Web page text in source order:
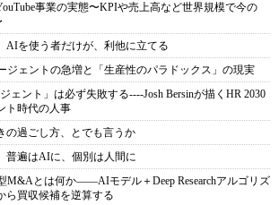
事業の実態〜KPIや売上高など世界規模で今の
AIを使う者だけが、利他に立てる
ジェントの急増と「生産性のパラドックス」の現実
ェント」は必ず失敗する----Josh Bersinが描くHR 2030
ト時代の人事
の過ごし方、とでも言うか
普遍はAIに、個別は人間に
M&Aとは何か――AIモデル＋Deep Researchアルゴリズ
ら買収候補を逆算する